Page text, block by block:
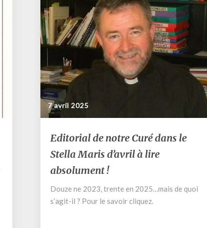
7 avril 2025
Editorial
de
notre
Curé
dans
le
Stella
Maris
Editorial de notre Curé dans le
Stella Maris d’avril à lire
absolument !
Douze ne 2023, trente en 2025…mais de quoi
s’agit-il ? Pour le savoir cliquez.